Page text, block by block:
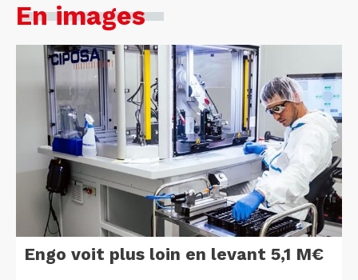
En images
Engo voit plus loin en levant 5,1 M€